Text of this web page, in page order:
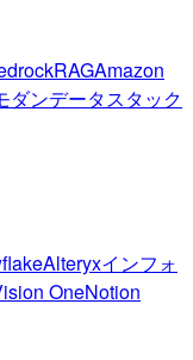
RAGAmazon
ダンデータスタック
Alteryxインフォ
OneNotion